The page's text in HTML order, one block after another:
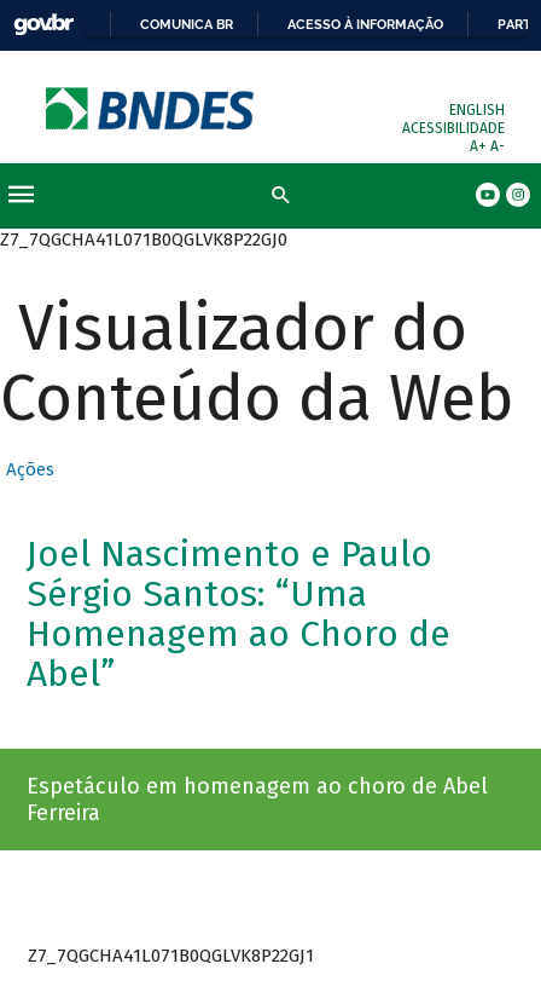
COMUNICA BR ACESSO À INFORMAÇÃO
ENGLISH
ACESSIBILIDADE
A+ A-
Z7_7QGCHA41L071B0QGLVK8P22GJ0
Visualizador do
Conteúdo da Web
Ações
Joel Nascimento e Paulo
Sérgio Santos: “Uma
Homenagem ao Choro de
Abel”
Espetáculo em homenagem ao choro de Abel
Ferreira
Z7_7QGCHA41L071B0QGLVK8P22GJ1